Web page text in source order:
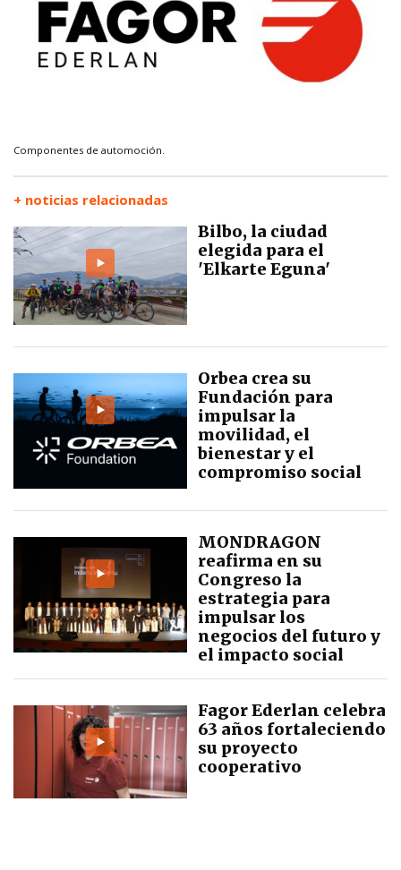
Componentes de automoción.
+ noticias relacionadas
Bilbo, la ciudad
elegida para el
'Elkarte Eguna'
Orbea crea su
Fundación para
impulsar la
movilidad, el
bienestar y el
compromiso social
MONDRAGON
reafirma en su
Congreso la
estrategia para
impulsar los
negocios del futuro y
el impacto social
Fagor Ederlan celebra
63 años fortaleciendo
su proyecto
cooperativo